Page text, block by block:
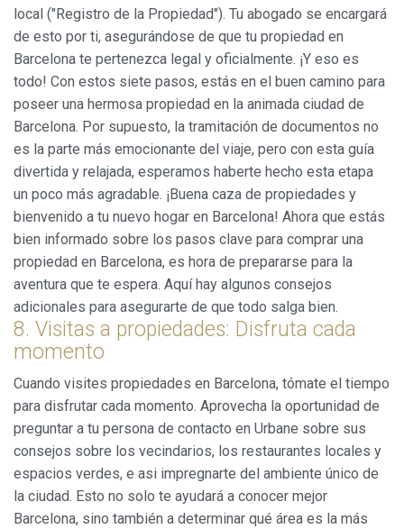
local ("Registro de la Propiedad"). Tu abogado se encargará
de esto por ti, asegurándose de que tu propiedad en
Barcelona te pertenezca legal y oficialmente. ¡Y eso es
todo! Con estos siete pasos, estás en el buen camino para
poseer una hermosa propiedad en la animada ciudad de
Barcelona. Por supuesto, la tramitación de documentos no
es la parte más emocionante del viaje, pero con esta guía
divertida y relajada, esperamos haberte hecho esta etapa
un poco más agradable. ¡Buena caza de propiedades y
bienvenido a tu nuevo hogar en Barcelona! Ahora que estás
bien informado sobre los pasos clave para comprar una
propiedad en Barcelona, es hora de prepararse para la
aventura que te espera. Aquí hay algunos consejos
adicionales para asegurarte de que todo salga bien.
8. Visitas a propiedades: Disfruta cada
momento
Cuando visites propiedades en Barcelona, tómate el tiempo
para disfrutar cada momento. Aprovecha la oportunidad de
preguntar a tu persona de contacto en Urbane sobre sus
consejos sobre los vecindarios, los restaurantes locales y
espacios verdes, e asi impregnarte del ambiente único de
la ciudad. Esto no solo te ayudará a conocer mejor
Barcelona, sino también a determinar qué área es la más